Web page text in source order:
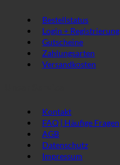
Bestellstatus
Login + Registrierung
Gutscheine
Zahlungsarten
Versandkosten
Kontakt
FAQ | Häufige Fragen
AGB
Datenschutz
Impressum